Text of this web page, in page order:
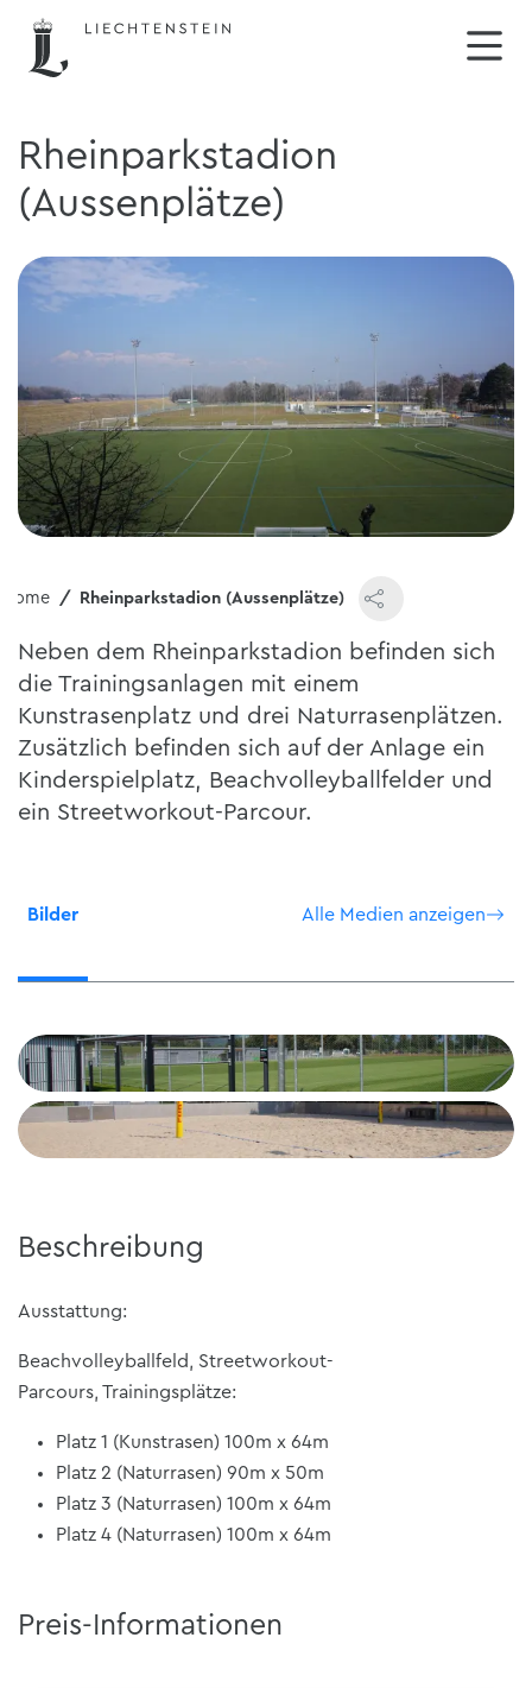
Rheinparkstadion
(Aussenplätze)
Home Rheinparkstadion (Aussenplätze)
Neben dem Rheinparkstadion befinden sich
die Trainingsanlagen mit einem
Kunstrasenplatz und drei Naturrasenplätzen.
Zusätzlich befinden sich auf der Anlage ein
Kinderspielplatz, Beachvolleyballfelder und
ein Streetworkout-Parcour.
Bilder Alle Medien anzeigen
Beschreibung
Ausstattung:
Beachvolleyballfeld, Streetworkout-
Parcours, Trainingsplätze:
Platz 1 (Kunstrasen) 100m x 64m
Platz 2 (Naturrasen) 90m x 50m
Platz 3 (Naturrasen) 100m x 64m
Platz 4 (Naturrasen) 100m x 64m
Preis-Informationen